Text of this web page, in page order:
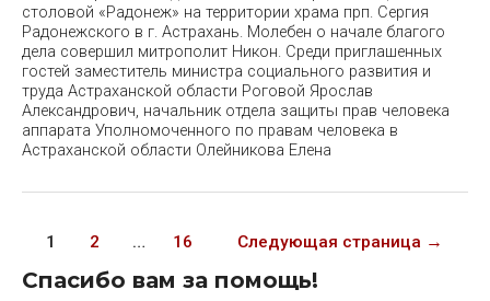
столовой «Радонеж» на территории храма прп. Сергия
Радонежского в г. Астрахань. Молебен о начале благого
дела совершил митрополит Никон. Среди приглашенных
гостей заместитель министра социального развития и
труда Астраханской области Роговой Ярослав
Александрович, начальник отдела защиты прав человека
аппарата Уполномоченного по правам человека в
Астраханской области Олейникова Елена
Постраничная
навигация
записи
1 2 … 16 Следующая страница →
Спасибо вам за помощь!